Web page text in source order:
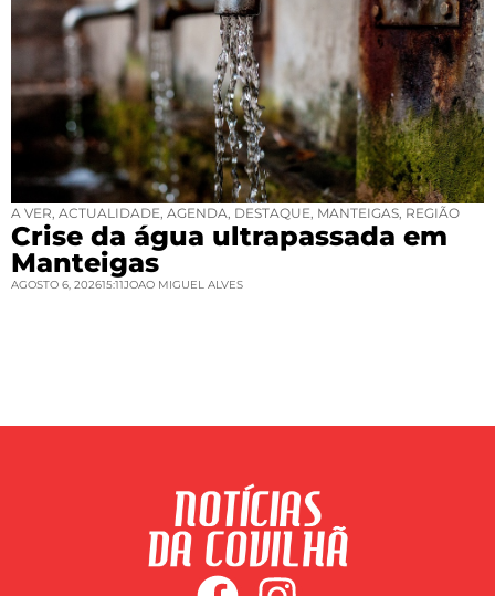
A VER, ACTUALIDADE, AGENDA, DESTAQUE, MANTEIGAS, REGIÃO
Crise da água ultrapassada em
Manteigas
AGOSTO 6, 202615:11JOAO MIGUEL ALVES